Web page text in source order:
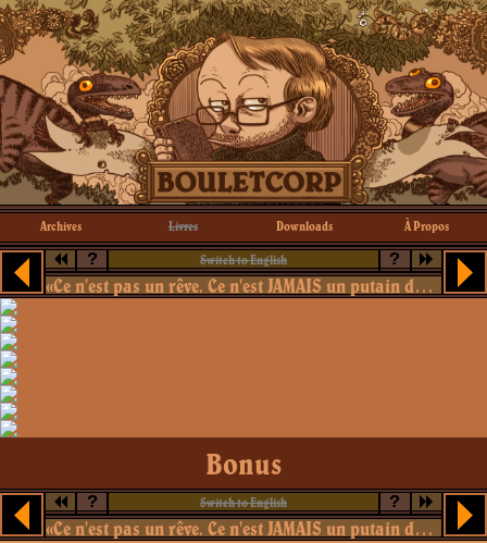
Archives Livres Downloads À Propos
? Switch to English ?
«Ce n'est pas un rêve. Ce n'est JAMAIS un putain de rêve»
Bonus
? Switch to English ?
«Ce n'est pas un rêve. Ce n'est JAMAIS un putain de rêve»